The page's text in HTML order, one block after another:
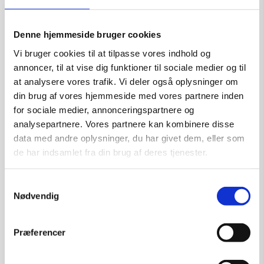
Denne hjemmeside bruger cookies
Vi bruger cookies til at tilpasse vores indhold og
annoncer, til at vise dig funktioner til sociale medier og til
at analysere vores trafik. Vi deler også oplysninger om
din brug af vores hjemmeside med vores partnere inden
for sociale medier, annonceringspartnere og
analysepartnere. Vores partnere kan kombinere disse
data med andre oplysninger, du har givet dem, eller som
de har indsamlet fra din brug af deres tjenester.
Nødvendig
Præferencer
Størrelse: 71×60
kr.6.600,00
Tilføj til kurv